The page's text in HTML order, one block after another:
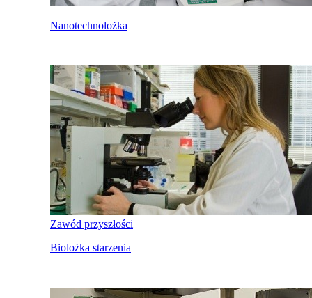
Nanotechnolożka
Zawód przyszłości
Biolożka starzenia